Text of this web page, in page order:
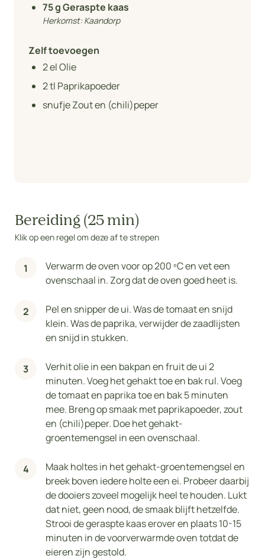
75g Geraspte kaas
Herkomst:Kaandorp
Zelf toevoegen
2el Olie
2tl Paprikapoeder
snufje Zout en (chili)peper
Bereiding (25 min)
Klik op een regel om deze af te strepen
Verwarm de oven voor op 200 ºC en vet een
ovenschaal in. Zorg dat de oven goed heet is.
Pel en snipper de ui. Was de tomaat en snijd
klein. Was de paprika, verwijder de zaadlijsten
en snijd in stukken.
Verhit olie in een bakpan en fruit de ui 2
minuten. Voeg het gehakt toe en bak rul. Voeg
de tomaat en paprika toe en bak 5 minuten
mee. Breng op smaak met paprikapoeder, zout
en (chili)peper. Doe het gehakt-
groentemengsel in een ovenschaal.
Maak holtes in het gehakt-groentemengsel en
breek boven iedere holte een ei. Probeer daarbij
de dooiers zoveel mogelijk heel te houden. Lukt
dat niet, geen nood, de smaak blijft hetzelfde.
Strooi de geraspte kaas erover en plaats 10-15
minuten in de voorverwarmde oven totdat de
eieren zijn gestold.